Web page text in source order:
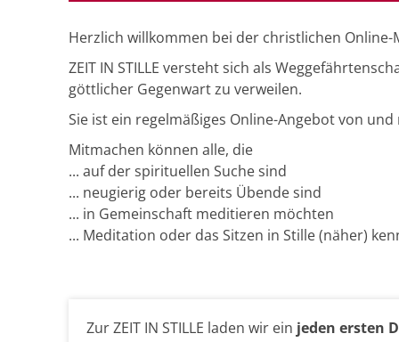
Herzlich willkommen bei der christlichen
ZEIT IN STILLE versteht sich als
göttlicher Gegenwart zu verweilen.
Sie ist ein regelmäßiges Online-Angebot von
Mitmachen können alle, die
... auf der spirituellen Suche sind
... neugierig oder bereits Übende sind
... in Gemeinschaft meditieren möchten
... Meditation oder das Sitzen in Stille (näher)
Zur ZEIT IN STILLE laden wir ein jeden ersten